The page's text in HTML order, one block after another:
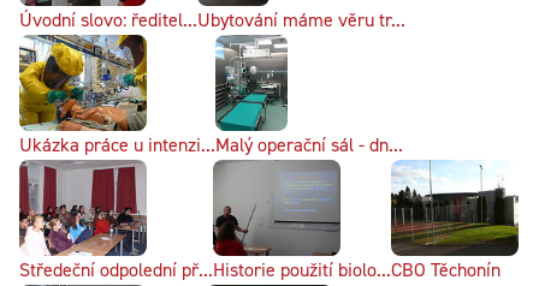
Úvodní slovo: ředitel...Ubytování máme věru tr...
Ukázka práce u intenzi...Malý operační sál - dn...
Středeční odpolední př...Historie použití biolo...CBO Těchonín